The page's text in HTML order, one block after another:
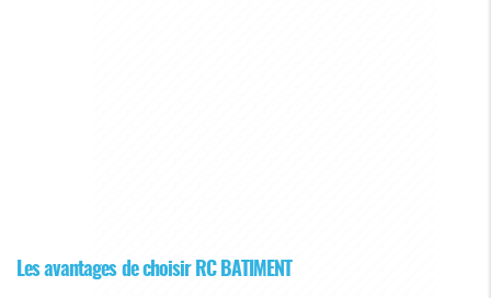
Les avantages de choisir RC BATIMENT